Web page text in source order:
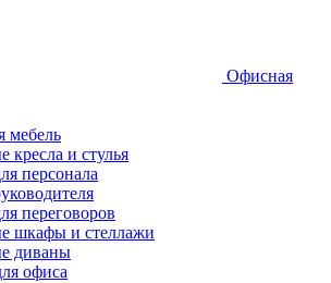
Офисная
мебель
кресла и стулья
персонала
переговоров
шкафы и стеллажи
диваны
офиса